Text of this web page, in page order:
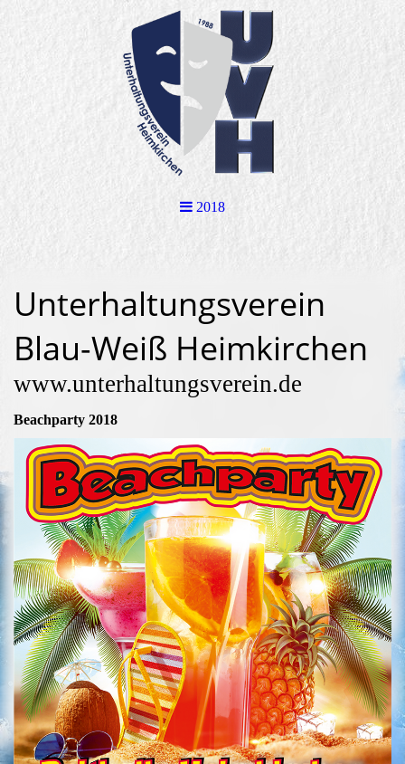
2018
Unterhaltungsverein
Blau-Weiß Heimkirchen
www.unterhaltungsverein.de
Beachparty 2018